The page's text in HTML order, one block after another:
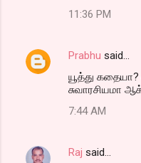
11:36 PM
Prabhu said…
யூத்து
சுவாரசியமா
7:44 AM
Raj said…